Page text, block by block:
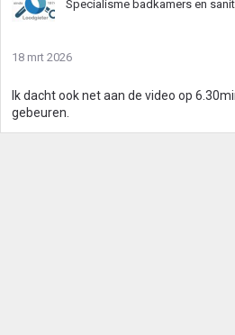
d
i
g
e
Specialisme badkamers en
18 mrt 2026
Ik dacht ook net aan de video op
gebeuren.